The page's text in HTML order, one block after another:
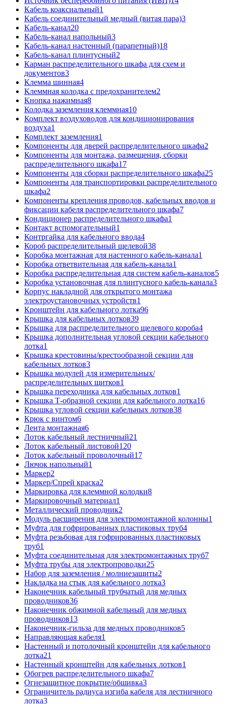
Кабель коаксиальный1
Кабель соединительный медный (витая пара)3
Кабель-канал20
Кабель-канал напольный3
Кабель-канал настенный (парапетный)18
Кабель-канал плинтусный2
Карман распределительного шкафа для схем и
документов3
Клемма шинная4
Клеммная колодка с предохранителем2
Кнопка нажимная8
Колодка заземления клеммная10
Комплект воздуховодов для кондиционирования
воздуха1
Комплект заземления1
Компоненты для дверей распределительного шкафа2
Компоненты для монтажа, размещения, сборки
распределительного шкафа17
Компоненты для сборки распределительного шкафа25
Компоненты для транспортировки распределительного
шкафа2
Компоненты крепления проводов, кабельных вводов и
фиксации кабеля распределительного шкафа7
Кондиционер распределительного шкафа1
Контакт вспомогательный1
Контргайка для кабельного ввода4
Короб распределительный щелевой38
Коробка монтажная для настенного кабель-канала1
Коробка ответвительная для кабель-канала1
Коробка распределительная для систем кабель-каналов5
Коробка установочная для плинтусного кабель-канала3
Корпус накладной для открытого монтажа
электроустановочных устройств1
Кронштейн для кабельного лотка96
Крышка для кабельных лотков39
Крышка для распределительного щелевого короба4
Крышка дополнительная угловой секции кабельного
лотка1
Крышка крестовины/крестообразной секции для
кабельных лотков3
Крышка модулей для измерительных/
распределительных щитков1
Крышка переходника для кабельных лотков1
Крышка Т-образной секции для кабельного лотка16
Крышка угловой секции кабельных лотков38
Крюк с винтом6
Лента монтажная6
Лоток кабельный лестничный21
Лоток кабельный листовой120
Лоток кабельный проволочный17
Лючок напольный1
Маркер2
Маркер/Спрей краска2
Маркировка для клеммной колодки8
Маркировочный материал1
Металлический проводник2
Модуль расширения для электромонтажной колонны1
Муфта для гофрированных пластиковых труб4
Муфта резьбовая для гофрированных пластиковых
труб1
Муфта соединительная для электромонтажных труб7
Муфта трубы для электропроводки25
Набор для заземления / молниезащиты2
Накладка на стык для кабельного лотка3
Наконечник кабельный трубчатый для медных
проводников36
Наконечник обжимной кабельный для медных
проводников13
Наконечник-гильза для медных проводников5
Направляющая кабеля1
Настенный и потолочный кронштейн для кабельного
лотка21
Настенный кронштейн для кабельных лотков1
Обогрев распределительного шкафа7
Огнезащитное покрытие/обшивка3
Ограничитель радиуса изгиба кабеля для лестничного
лотка3